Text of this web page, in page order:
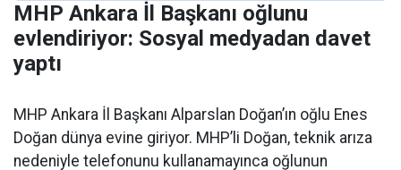
MHP Ankara İl Başkanı oğlunu
evlendiriyor: Sosyal medyadan davet
yaptı
MHP Ankara İl Başkanı Alparslan Doğan’ın oğlu Enes
Doğan dünya evine giriyor. MHP’li Doğan, teknik arıza
nedeniyle telefonunu kullanamayınca oğlunun